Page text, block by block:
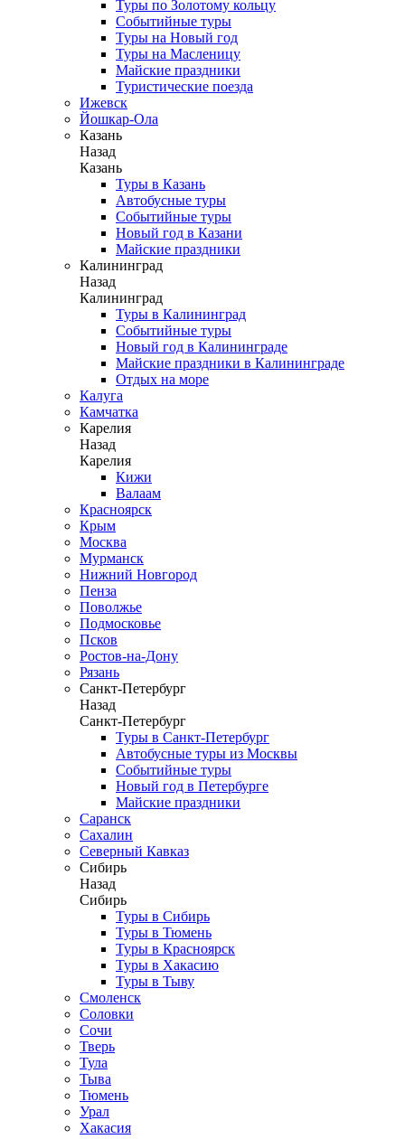
Туры по Золотому кольцу
Событийные туры
Туры на Новый год
Туры на Масленицу
Майские праздники
Туристические поезда
Ижевск
Йошкар-Ола
Казань
Назад
Казань
Туры в Казань
Автобусные туры
Событийные туры
Новый год в Казани
Майские праздники
Калининград
Назад
Калининград
Туры в Калининград
Событийные туры
Новый год в Калининграде
Майские праздники в Калининграде
Отдых на море
Калуга
Камчатка
Карелия
Назад
Карелия
Кижи
Валаам
Красноярск
Крым
Москва
Мурманск
Нижний Новгород
Пенза
Поволжье
Подмосковье
Псков
Ростов-на-Дону
Рязань
Санкт-Петербург
Назад
Санкт-Петербург
Туры в Санкт-Петербург
Автобусные туры из Москвы
Событийные туры
Новый год в Петербурге
Майские праздники
Саранск
Сахалин
Северный Кавказ
Сибирь
Назад
Сибирь
Туры в Сибирь
Туры в Тюмень
Туры в Красноярск
Туры в Хакасию
Туры в Тыву
Смоленск
Соловки
Сочи
Тверь
Тула
Тыва
Тюмень
Урал
Хакасия